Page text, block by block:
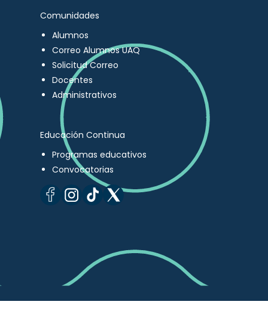
Comunidades
Alumnos
Correo Alumnos UAQ
Solicitud Correo
Docentes
Administrativos
Educación Continua
Programas educativos
Convocatorias